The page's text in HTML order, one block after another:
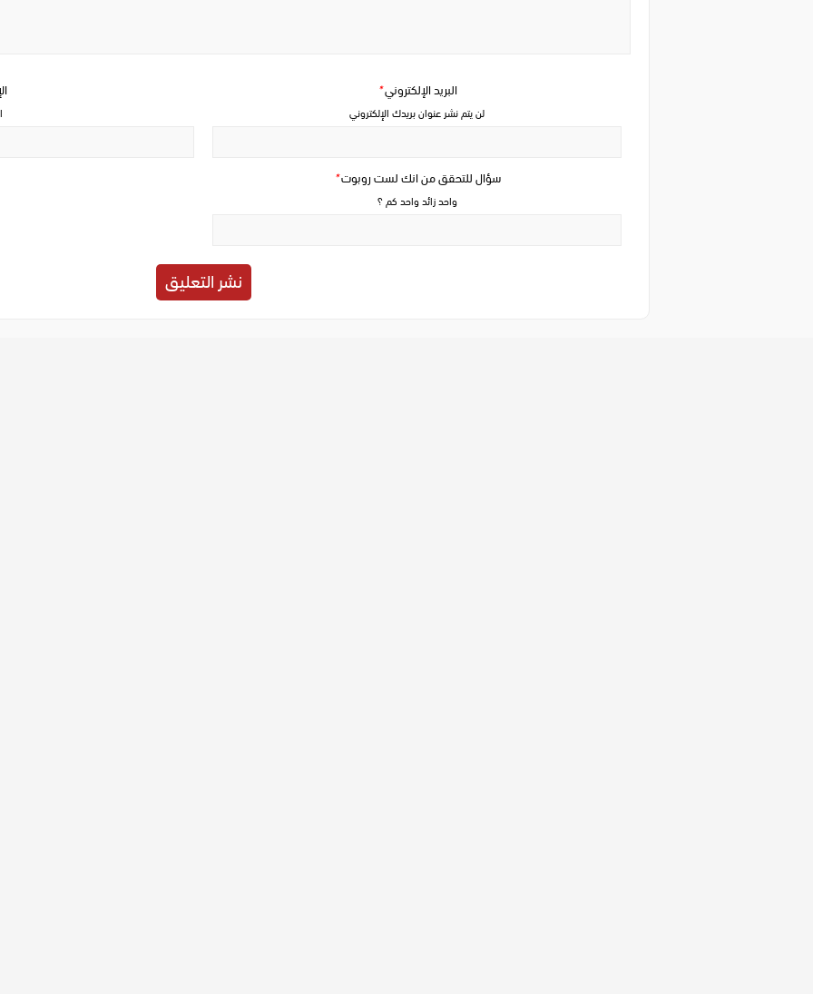
سؤال للتحقق من انك لست روبوت*
واحد زائد واحد كم ؟
البريد الإلكتروني*
لن يتم نشر عنوان بريدك الإلكتروني